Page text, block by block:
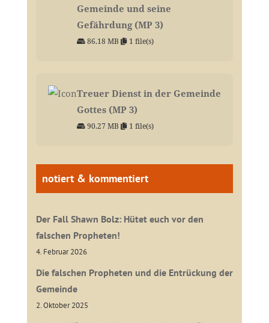
Gemeinde und seine
Gefährdung (MP 3)
86.18 MB 1 file(s)
Treuer Dienst in der Gemeinde
Gottes (MP 3)
90.27 MB 1 file(s)
notiert & kommentiert
Der Fall Shawn Bolz: Hütet euch vor den
falschen Propheten!
4. Februar 2026
Die falschen Propheten und die Entrückung der
Gemeinde
2. Oktober 2025